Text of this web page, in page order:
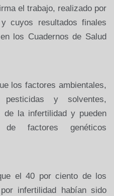
el trabajo, realizado por
cuyos
resultados finales
los Cuadernos de Salud
los factores ambientales,
pesticidas y solventes,
de la infertilidad y pueden
factores genéticos
el 40 por ciento de los
por infertilidad habían sido